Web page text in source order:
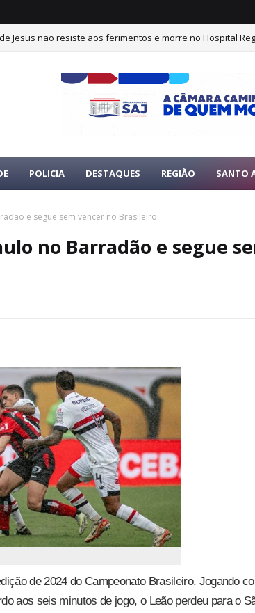
Jesus não resiste aos ferimentos e morre no Hospital
POLICIA DESTAQUES REGIÃO SANTO
e segue sem vencer no Brasileiro
no Barradão e segue
de 2024 do Campeonato Brasileiro. Jogando
aos seis minutos de jogo, o Leão perdeu para o